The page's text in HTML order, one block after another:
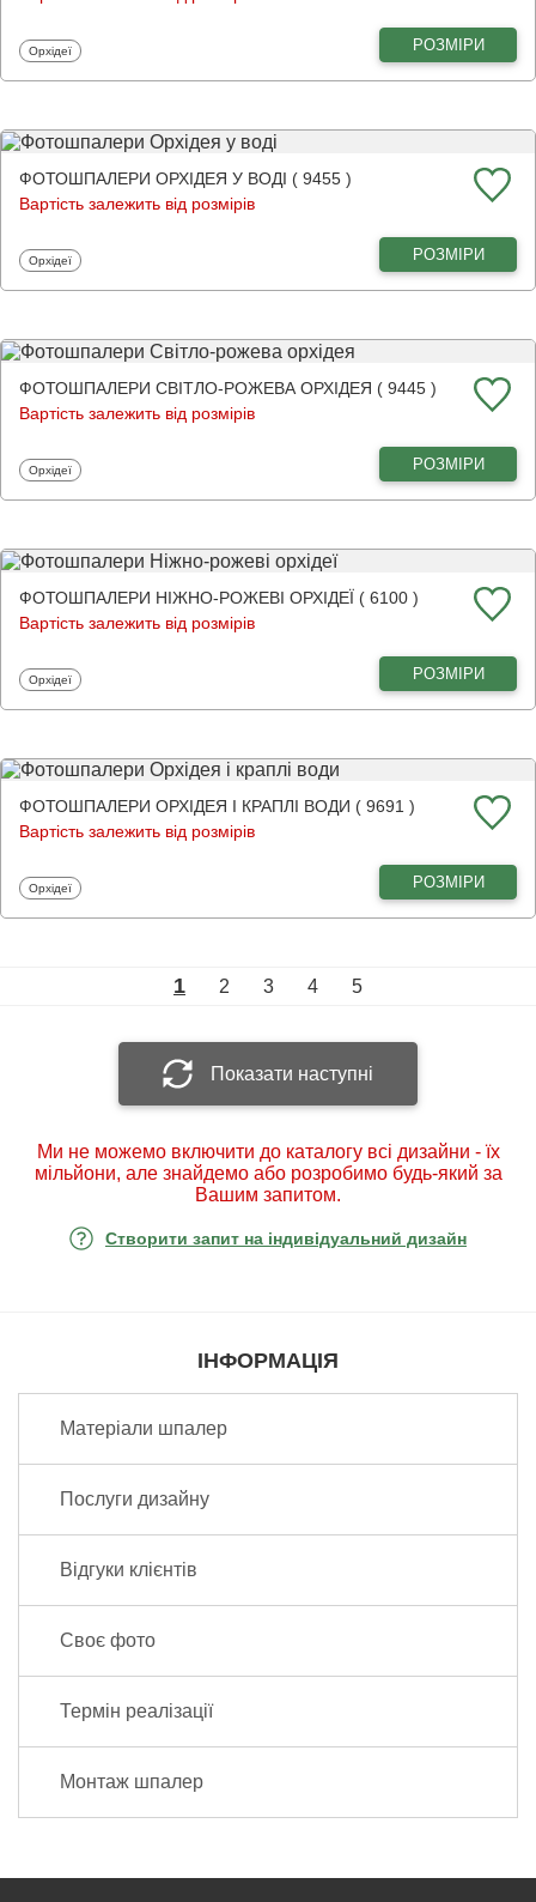
Фотошпалери
Орхідеї РОЗМІРИ
ФОТОШПАЛЕРИ ОРХІДЕЯ У ВОДІ ( 9455 )
Вартість залежить від розмірів
Фотошпалери
Орхідеї РОЗМІРИ
ФОТОШПАЛЕРИ СВІТЛО-РОЖЕВА ОРХІДЕЯ ( 9445 )
Вартість залежить від розмірів
Фотошпалери
Орхідеї РОЗМІРИ
ФОТОШПАЛЕРИ НІЖНО-РОЖЕВІ ОРХІДЕЇ ( 6100 )
Вартість залежить від розмірів
Фотошпалери
Орхідеї РОЗМІРИ
ФОТОШПАЛЕРИ ОРХІДЕЯ І КРАПЛІ ВОДИ ( 9691 )
Вартість залежить від розмірів
Фотошпалери
Орхідеї РОЗМІРИ
1 2 3 4 5
Показати наступні
Ми не можемо включити до каталогу всі дизайни - їх
мільйони, але знайдемо або розробимо будь-який за
Вашим запитом.
Створити запит на індивідуальний дизайн
ІНФОРМАЦІЯ
Матеріали шпалер
Послуги дизайну
Відгуки клієнтів
Своє фото
Термін реалізації
Монтаж шпалер